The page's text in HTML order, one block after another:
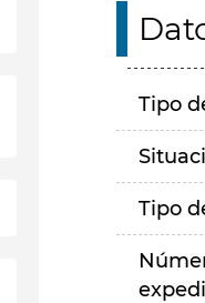
Tipo
Tipo